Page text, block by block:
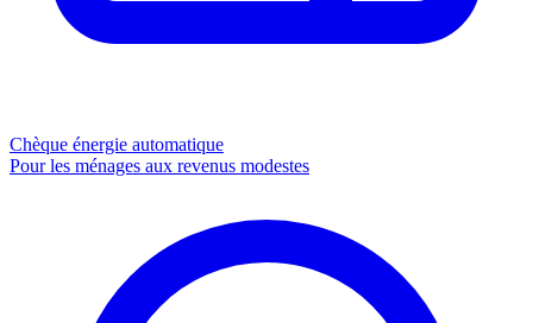
Chèque énergie automatique
Pour les ménages aux revenus modestes